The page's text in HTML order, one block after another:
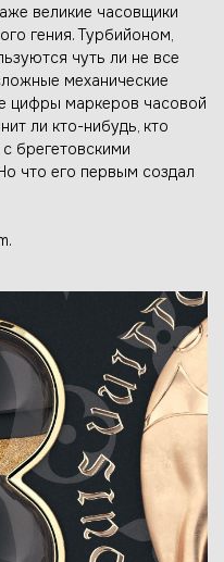
великие часовщики
гения. Турбийоном,
чуть ли не все
механические
цифры маркеров часовой
ли кто-нибудь, кто
брегетовскими
что его первым создал